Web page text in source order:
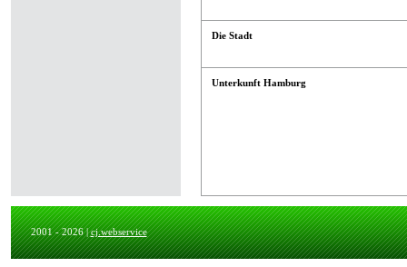
Die Stadt
Unterkunft Hamburg
2001 - 2026 |cj.webservice